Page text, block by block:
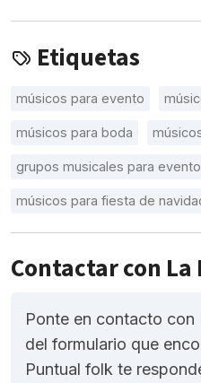
Etiquetas
músicos para evento
músicos para boda
grupos musicales para evento
músicos para fiesta de
Contactar con
Ponte en contacto
del formulario que
Puntual folk te